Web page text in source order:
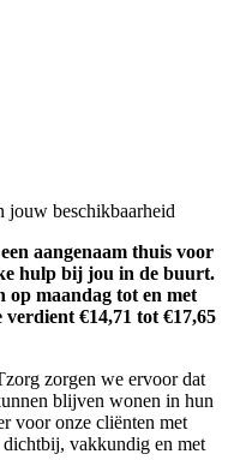
jouw beschikbaarheid
aangenaam thuis voor
hulp bij jou in de buurt.
maandag tot en met
€14,71 tot €17,65
zorgen we ervoor dat
blijven wonen in hun
voor onze cliënten met
vakkundig en met